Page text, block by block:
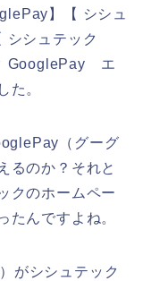
】【 シシュ
シュテック
GooglePay エ
た。
（グーグ
るのか？それと
クのホームペー
たんですよね。
がシシュテック